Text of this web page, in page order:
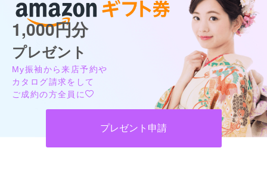
1,000円分
プレゼント
My振袖から来店予約や
カタログ請求をして
ご成約の方全員に
プレゼント申請